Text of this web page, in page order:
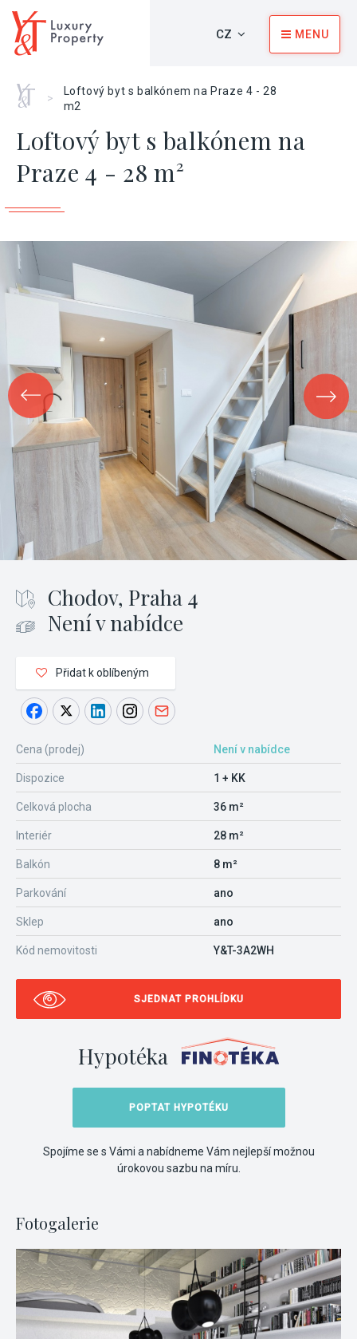
CZ MENU
Home
>
Loftový byt s balkónem na Praze 4 - 28
m2
Loftový byt s balkónem na
Praze 4 - 28 m²
Chodov, Praha 4
Není v nabídce
Přidat k oblíbeným
Cena (prodej) Není v nabídce
Dispozice 1 + KK
Celková plocha 36 m²
Interiér 28 m²
Balkón 8 m²
Parkování ano
Sklep ano
Kód nemovitosti Y&T-3A2WH
SJEDNAT PROHLÍDKU
Hypotéka
POPTAT HYPOTÉKU
Spojíme se s Vámi a nabídneme Vám nejlepší možnou
úrokovou sazbu na míru.
Fotogalerie